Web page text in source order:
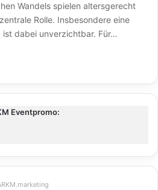
Wandels spielen altersgerecht
Rolle. Insbesondere eine
dabei unverzichtbar. Für…
Eventpromo: